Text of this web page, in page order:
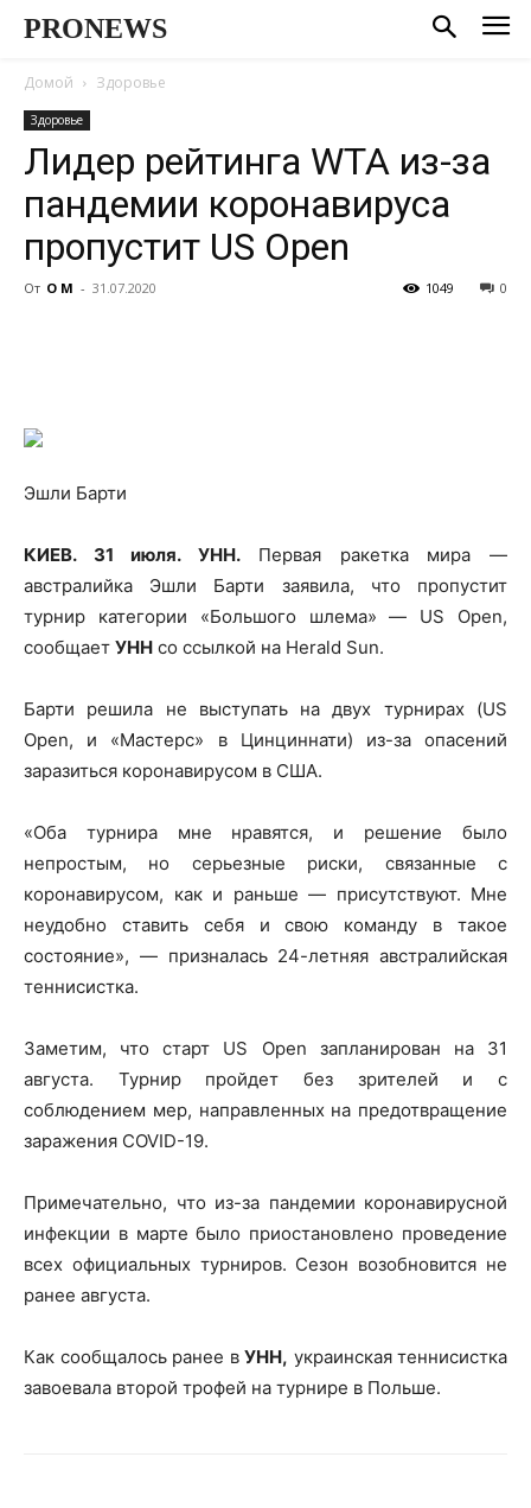
PRONEWS
Домой Здоровье
Здоровье
Лидер рейтинга WTA из-за
пандемии коронавируса
пропустит US Open
От О М - 31.07.2020 0
1049
Эшли Барти
КИЕВ. 31 июля. УНН.Первая ракетка мира —
австралийка Эшли Барти заявила, что пропустит
турнир категории «Большого шлема» — US Open,
сообщает УНН со ссылкой на Herald Sun.
Барти решила не выступать на двух турнирах (US
Open, и «Мастерс» в Цинциннати) из-за опасений
заразиться коронавирусом в США.
«Оба турнира мне нравятся, и решение было
непростым, но серьезные риски, связанные с
коронавирусом, как и раньше — присутствуют. Мне
неудобно ставить себя и свою команду в такое
состояние», — призналась 24-летняя австралийская
теннисистка.
Заметим, что старт US Open запланирован на 31
августа. Турнир пройдет без зрителей и с
соблюдением мер, направленных на предотвращение
заражения COVID-19.
Примечательно, что из-за пандемии коронавирусной
инфекции в марте было приостановлено проведение
всех официальных турниров. Сезон возобновится не
ранее августа.
Как сообщалось ранее в УНН, украинская теннисистка
завоевала второй трофей на турнире в Польше.